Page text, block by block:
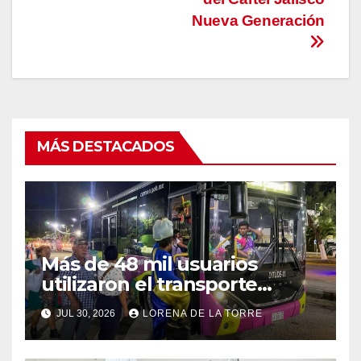
Nueva Generación
MÁS DESTACADOS
Más de 48 mil usuarios
utilizaron el transporte
“Amor por Carmen” durante
la Feria Carmen 2026
JUL 30, 2026 LORENA DE LA TORRE